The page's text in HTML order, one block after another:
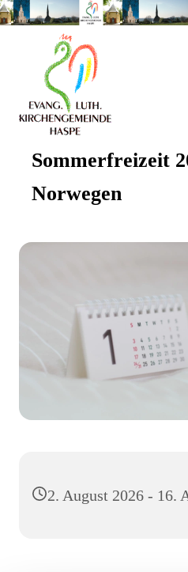
Sommerfreizeit
Norwegen
2. August 2026 - 16.